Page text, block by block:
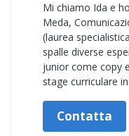
Mi chiamo Ida e
Meda,
(laurea
spalle diverse
junior come copy
stage curriculare
Contatta